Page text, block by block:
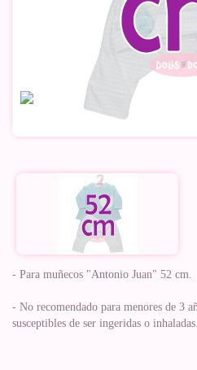
- Para muñecos "Antonio Juan" 52 cm.
- No recomendado para menores de 3
susceptibles de ser ingeridas o inhaladas.